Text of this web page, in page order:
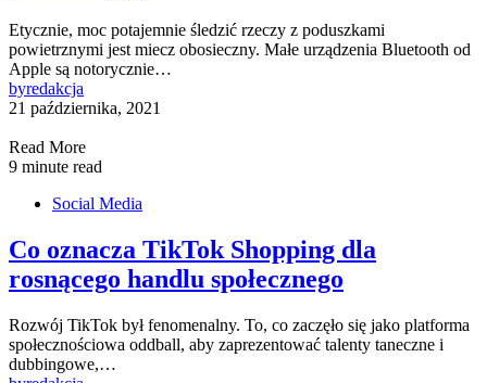
Etycznie, moc potajemnie śledzić rzeczy z poduszkami
powietrznymi jest miecz obosieczny. Małe urządzenia Bluetooth od
Apple są notorycznie…
byredakcja
21 października, 2021
Read More
9 minute read
Social Media
Co oznacza TikTok Shopping dla
rosnącego handlu społecznego
Rozwój TikTok był fenomenalny. To, co zaczęło się jako platforma
społecznościowa oddball, aby zaprezentować talenty taneczne i
dubbingowe,…